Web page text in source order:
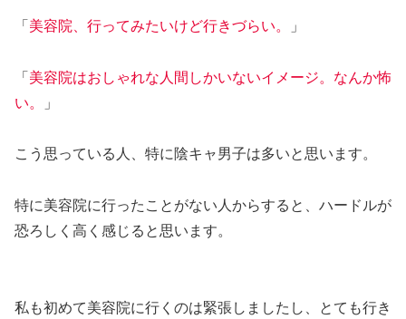
「 美容院、行ってみたいけど行きづらい。 」
「 美容院はおしゃれな人間しかいないイメージ。なんか怖
い。 」
こう思っている人、特に陰キャ男子は多いと思います。
特に美容院に行ったことがない人からすると、ハードルが
恐ろしく高く感じると思います。
私も初めて美容院に行くのは緊張しましたし、とても行き